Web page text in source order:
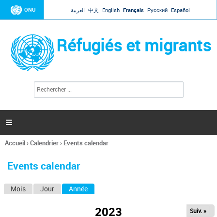
Jump to navigation
ONU العربية 中文 English Français Русский Español
Réfugiés et migrants
l
c
h
e

Vous
ici
Accueil›Calendrier› Events calendar
Events calendar
Mois Jour Année
2023 Suiv. »